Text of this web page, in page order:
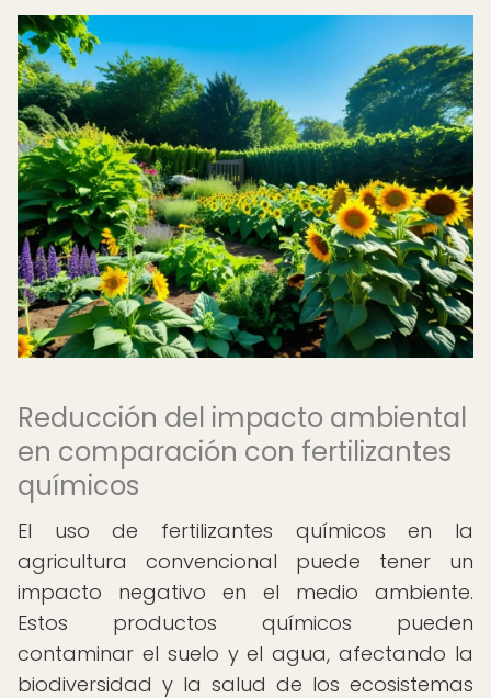
Reducción del impacto ambiental
en comparación con fertilizantes
químicos
El uso de fertilizantes químicos en la
agricultura convencional puede tener un
impacto negativo en el medio ambiente.
Estos productos químicos pueden
contaminar el suelo y el agua, afectando la
biodiversidad y la salud de los ecosistemas